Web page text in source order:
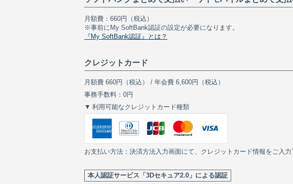
月額費：660円（税込）
※事前にMy SoftBank認証の設定が必要になります。
『My SoftBank認証』とは？
クレジットカード
月額費 660円（税込） / 年会費 6,600円（税込）
事務手数料：0円
利用可能なクレジットカード種類
お支払い方法：決済方法入力画面にて、クレジットカード情報をご入力
本人認証サービス「3Dセキュア2.0」による認証